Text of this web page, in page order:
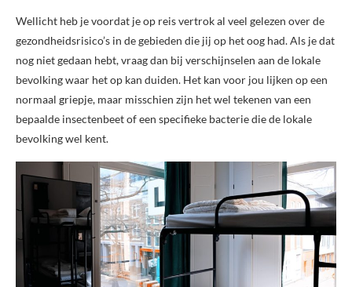
Wellicht heb je voordat je op reis vertrok al veel gelezen over de
gezondheidsrisico’s in de gebieden die jij op het oog had. Als je dat
nog niet gedaan hebt, vraag dan bij verschijnselen aan de lokale
bevolking waar het op kan duiden. Het kan voor jou lijken op een
normaal griepje, maar misschien zijn het wel tekenen van een
bepaalde insectenbeet of een specifieke bacterie die de lokale
bevolking wel kent.